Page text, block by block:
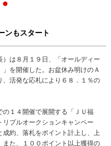
ンもスタート
は８月１９日、「オールディー
を開催した。お盆休み明けのＡ
、活発な応札により６８．１％の
１４開催で展開する「ＪＵ福
プルオークションキャンペー
約、落札をポイント計上し、上
た、１００ポイント以上獲得の